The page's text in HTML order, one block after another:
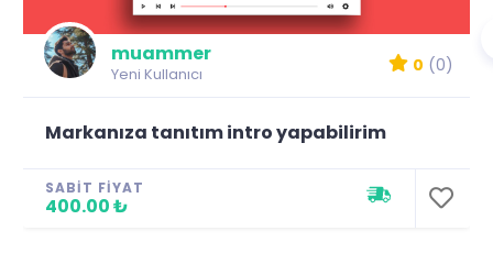
muammer
Yeni Kullanıcı 0 (0)
Markanıza tanıtım intro yapabilirim
SABIT FIYAT
400.00 ₺